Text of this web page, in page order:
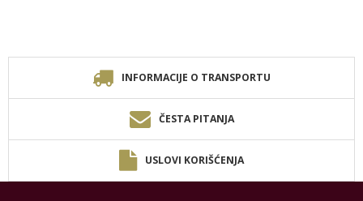
INFORMACIJE O TRANSPORTU
ČESTA PITANJA
USLOVI KORIŠĆENJA